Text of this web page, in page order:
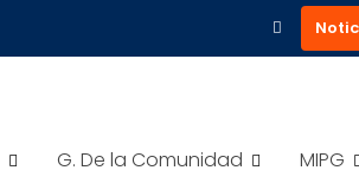
G. De la Comunidad MIPG